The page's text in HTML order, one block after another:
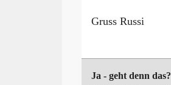
Gruss Russi
Ja - geht denn das?